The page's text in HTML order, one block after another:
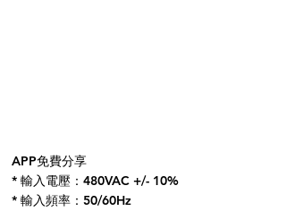
APP免費分享
* 輸入電壓：480VAC +/- 10%
* 輸入頻率：50/60Hz